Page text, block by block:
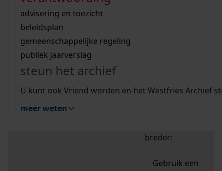
bouwvergunningen
omgevingsvergunningen
vergunningen
beeld en geluid
uitleg nodig?
Wij helpen u op weg met een aantal zoektips.
bekijk alle zoektips
Wij helpen u op weg met een aantal zoektips.
bekijk alle zoektips
bekijk ons geschiedenislokaal
advisering en toezicht
beleidsplan
gemeenschappelijke regeling
publiek jaarverslag
steun het archief
U kunt ook Vriend worden en het Westfries Archief
meer weten
zoektips
Mijn Studiezaal (inloggen)
uw zoekopdracht te
breder:
Gebruik een